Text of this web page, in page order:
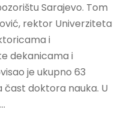
Sarajevo. Tom
rektor Univerziteta
i
dekanicama i
je ukupno 63
čast doktora nauka. U